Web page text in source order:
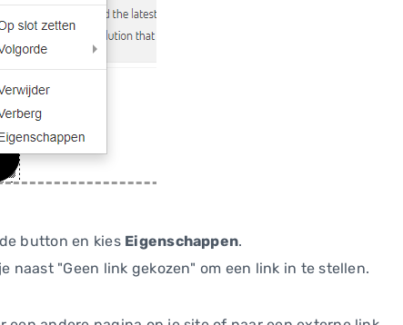
button en kies Eigenschappen.
naast "Geen link gekozen" om een link in te stellen.